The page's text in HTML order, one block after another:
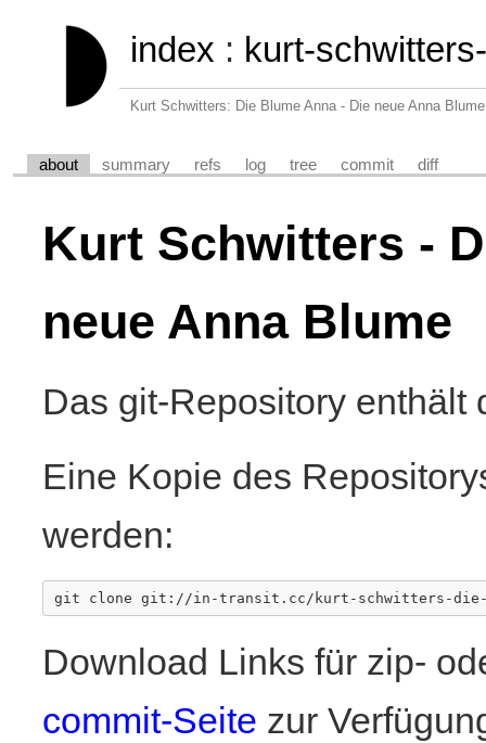
index : kurt-
Kurt Schwitters: Die Blume Anna - Die neue Anna
about summary refs log tree commit diff
Kurt Schwitters -
neue Anna Blume
Das git-Repository
Eine Kopie des
werden:
Download Links für zip-
commit-Seite zur